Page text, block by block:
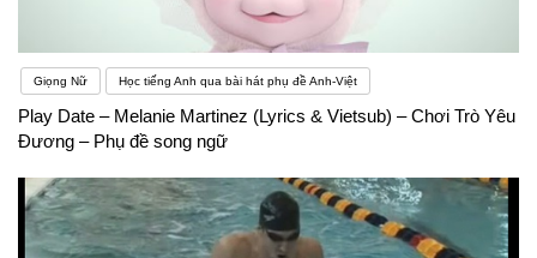
Giọng Nữ Học tiếng Anh qua bài hát phụ đề Anh-Việt
Play Date – Melanie Martinez (Lyrics & Vietsub) – Chơi Trò Yêu
Đương – Phụ đề song ngữ